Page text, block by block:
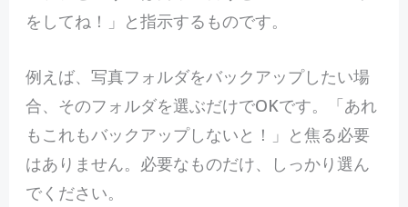
をしてね！」と指示するものです。
例えば、写真フォルダをバックアップしたい場
合、そのフォルダを選ぶだけでOKです。「あれ
もこれもバックアップしないと！」と焦る必要
はありません。必要なものだけ、しっかり選ん
でください。